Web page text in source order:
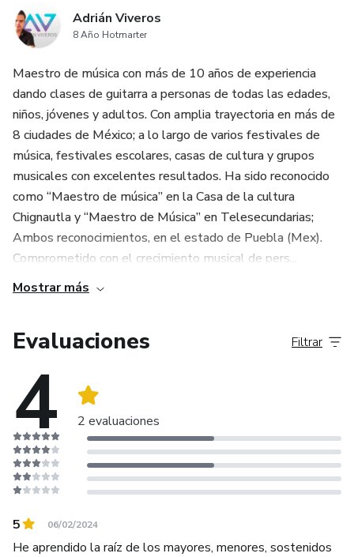
lugar aunque no tengas conexión a Internet.
que podrás respaldar todo lo aprendido en éste curso.
¿QUÉ VAS A APRENDER?
🎸 Afinar tu Guitarra, cambiar cuerdas, conocer las partes
🎸 Acordes Campiranos
🎸 Requintos
🎸 Obviamente canciones Regionales
🎸 Y mucho más…
Adrián Viveros
8 Año Hotmarter
Maestro de música con más de 10 años de experiencia
dando clases de guitarra a personas de todas las edades,
niños, jóvenes y adultos. Con amplia trayectoria en más de
8 ciudades de México; a lo largo de varios festivales de
música, festivales escolares, casas de cultura y grupos
musicales con excelentes resultados. Ha sido reconocido
como “Maestro de música” en la Casa de la cultura
Chignautla y “Maestro de Música” en Telesecundarias;
Ambos reconocimientos, en el estado de Puebla (Mex).
Comprometido con el crecimiento musical de pers...
Mostrar más
Evaluaciones
4 2 evaluaciones
Filtrar
5 06/02/2024
He aprendido la raíz de los mayores, menores, sostenidos